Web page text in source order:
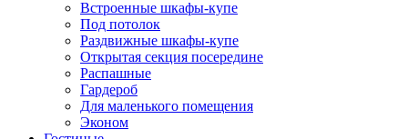
Встроенные шкафы-купе
Под потолок
Раздвижные шкафы-купе
Открытая секция посередине
Распашные
Гардероб
Для маленького помещения
Эконом